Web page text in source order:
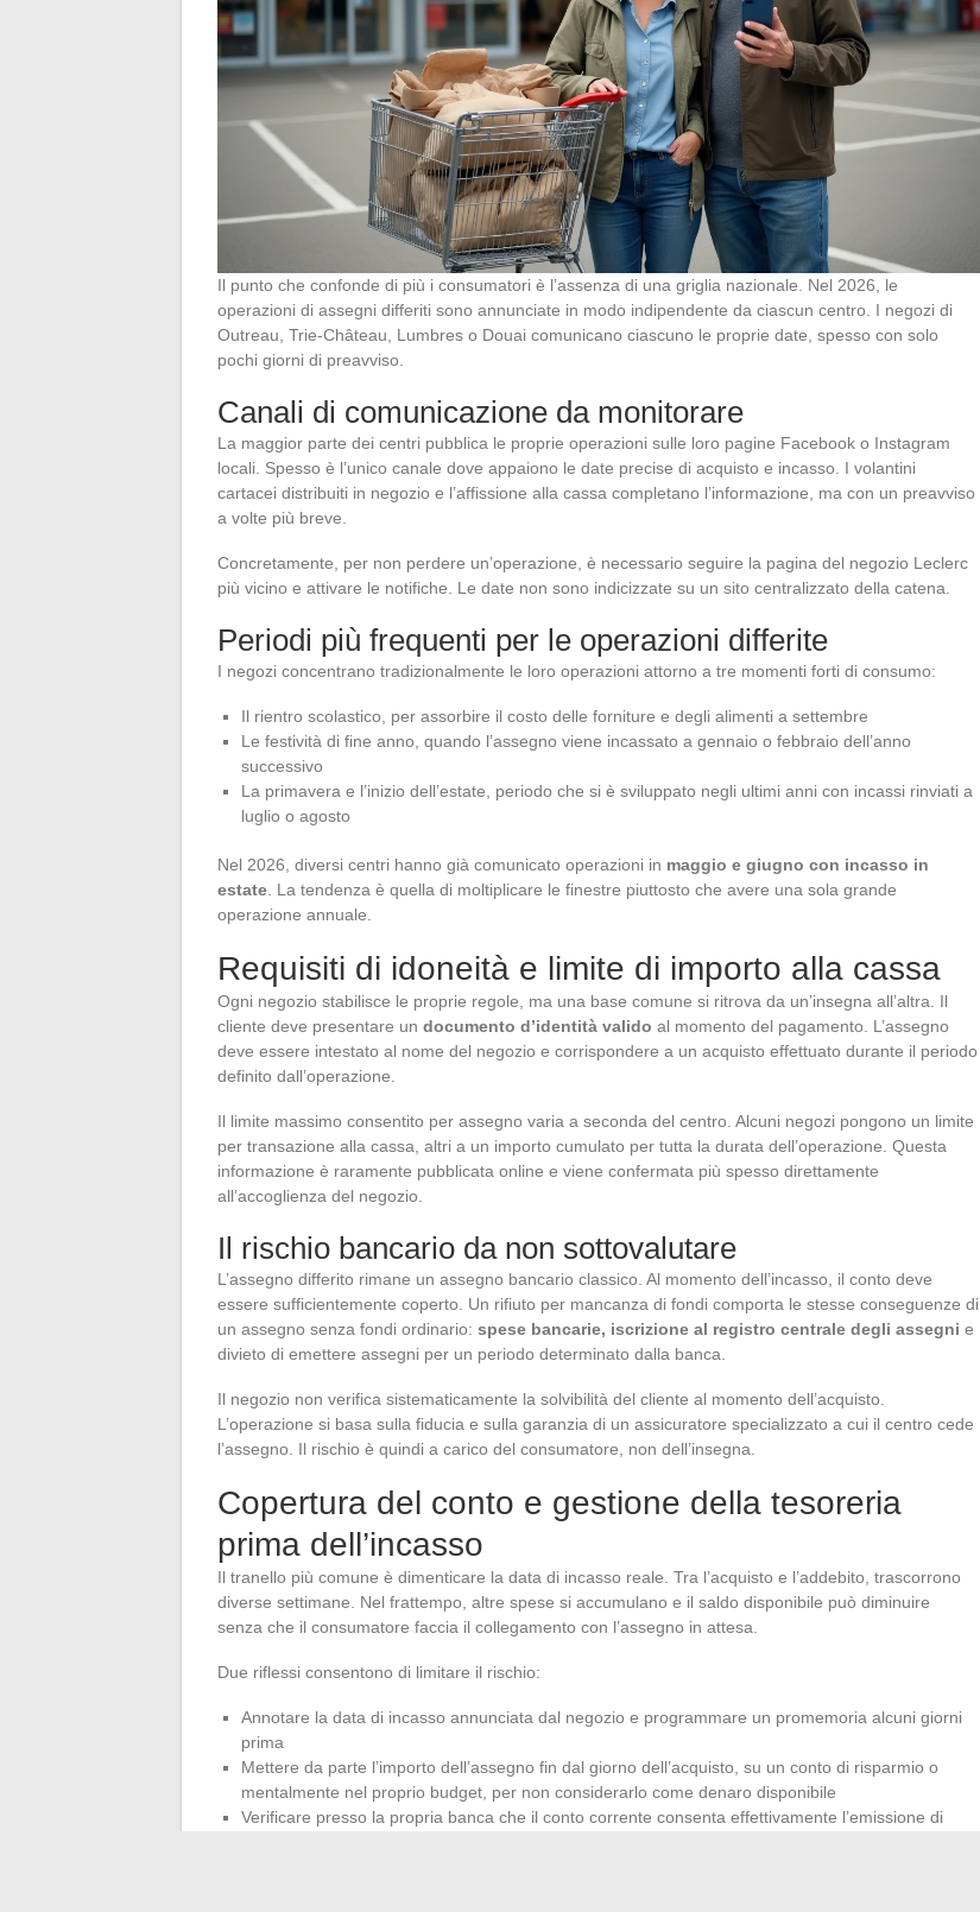
Il punto che confonde di più i consumatori è l’assenza di una griglia nazionale. Nel 2026, le
operazioni di assegni differiti sono annunciate in modo indipendente da ciascun centro. I negozi di
Outreau, Trie-Château, Lumbres o Douai comunicano ciascuno le proprie date, spesso con solo
pochi giorni di preavviso.
Canali di comunicazione da monitorare
La maggior parte dei centri pubblica le proprie operazioni sulle loro pagine Facebook o Instagram
locali. Spesso è l’unico canale dove appaiono le date precise di acquisto e incasso. I volantini
cartacei distribuiti in negozio e l’affissione alla cassa completano l’informazione, ma con un preavviso
a volte più breve.
Concretamente, per non perdere un’operazione, è necessario seguire la pagina del negozio Leclerc
più vicino e attivare le notifiche. Le date non sono indicizzate su un sito centralizzato della catena.
Periodi più frequenti per le operazioni differite
I negozi concentrano tradizionalmente le loro operazioni attorno a tre momenti forti di consumo:
Il rientro scolastico, per assorbire il costo delle forniture e degli alimenti a settembre
Le festività di fine anno, quando l’assegno viene incassato a gennaio o febbraio dell’anno
successivo
La primavera e l’inizio dell’estate, periodo che si è sviluppato negli ultimi anni con incassi rinviati a
luglio o agosto
Nel 2026, diversi centri hanno già comunicato operazioni in maggio e giugno con incasso in
estate . La tendenza è quella di moltiplicare le finestre piuttosto che avere una sola grande
operazione annuale.
Requisiti di idoneità e limite di importo alla cassa
Ogni negozio stabilisce le proprie regole, ma una base comune si ritrova da un’insegna all’altra. Il
cliente deve presentare un documento d’identità valido al momento del pagamento. L’assegno
deve essere intestato al nome del negozio e corrispondere a un acquisto effettuato durante il periodo
definito dall’operazione.
Il limite massimo consentito per assegno varia a seconda del centro. Alcuni negozi pongono un limite
per transazione alla cassa, altri a un importo cumulato per tutta la durata dell’operazione. Questa
informazione è raramente pubblicata online e viene confermata più spesso direttamente
all’accoglienza del negozio.
Il rischio bancario da non sottovalutare
L’assegno differito rimane un assegno bancario classico. Al momento dell’incasso, il conto deve
essere sufficientemente coperto. Un rifiuto per mancanza di fondi comporta le stesse conseguenze di
un assegno senza fondi ordinario: spese bancarie, iscrizione al registro centrale degli assegni e
divieto di emettere assegni per un periodo determinato dalla banca.
Il negozio non verifica sistematicamente la solvibilità del cliente al momento dell’acquisto.
L’operazione si basa sulla fiducia e sulla garanzia di un assicuratore specializzato a cui il centro cede
l’assegno. Il rischio è quindi a carico del consumatore, non dell’insegna.
Copertura del conto e gestione della tesoreria
prima dell’incasso
Il tranello più comune è dimenticare la data di incasso reale. Tra l’acquisto e l’addebito, trascorrono
diverse settimane. Nel frattempo, altre spese si accumulano e il saldo disponibile può diminuire
senza che il consumatore faccia il collegamento con l’assegno in attesa.
Due riflessi consentono di limitare il rischio:
Annotare la data di incasso annunciata dal negozio e programmare un promemoria alcuni giorni
prima
Mettere da parte l’importo dell’assegno fin dal giorno dell’acquisto, su un conto di risparmio o
mentalmente nel proprio budget, per non considerarlo come denaro disponibile
Verificare presso la propria banca che il conto corrente consenta effettivamente l’emissione di